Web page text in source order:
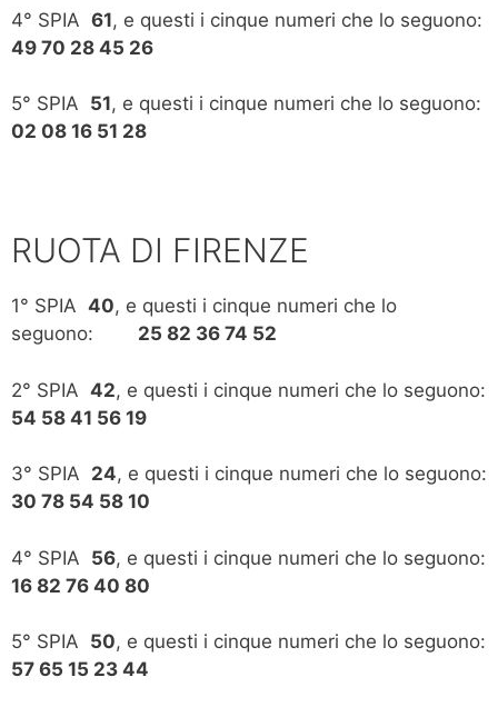
4° SPIA 61, e questi i cinque numeri che lo seguono:
49 70 28 45 26
5° SPIA 51, e questi i cinque numeri che lo seguono:
02 08 16 51 28
RUOTA DI FIRENZE
1° SPIA 40, e questi i cinque numeri che lo
seguono: 25 82 36 74 52
2° SPIA 42, e questi i cinque numeri che lo seguono:
54 58 41 56 19
3° SPIA 24, e questi i cinque numeri che lo seguono:
30 78 54 58 10
4° SPIA 56, e questi i cinque numeri che lo seguono:
16 82 76 40 80
5° SPIA 50, e questi i cinque numeri che lo seguono:
57 65 15 23 44